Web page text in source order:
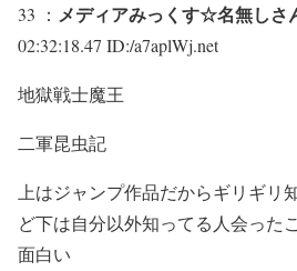
33 ： メディアみっくす☆名無しさ
02:32:18.47 ID:/a7aplWj.net
地獄戦士魔王
二軍昆虫記
上はジャンプ作品だからギリギリ
ど下は自分以外知ってる人会った
面白い